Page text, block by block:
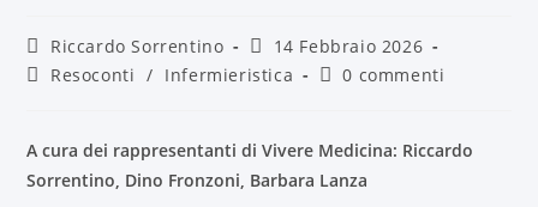
Riccardo Sorrentino
14 Febbraio 2026
Resoconti / Infermieristica 0 commenti
A cura dei rappresentanti di Vivere Medicina: Riccardo
Sorrentino, Dino Fronzoni, Barbara Lanza